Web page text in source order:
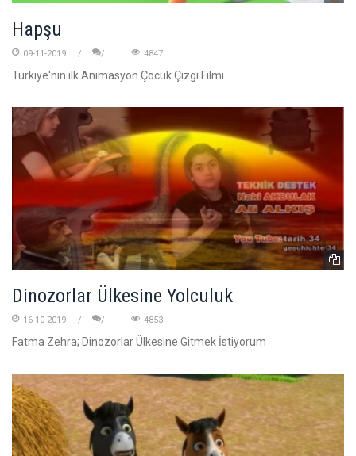
Hapşu
09-11-2019 4847
Türkiye'nin ilk Animasyon Çocuk Çizgi Filmi
Dinozorlar Ülkesine Yolculuk
16-10-2019 4853
Fatma Zehra; Dinozorlar Ülkesine Gitmek İstiyorum